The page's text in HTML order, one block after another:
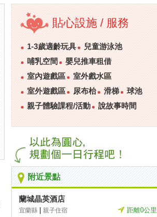
貼心設施 / 服務
1-3歲適齡玩具
兒童游泳池
哺乳空間
嬰兒推車租借
室內遊戲區
室外戲水區
室外遊戲區
尿布枱 滑梯
球池
親子體驗課程/活動
說故事時間
附近景點
蘭城晶英酒店
宜蘭縣 親子住宿 距離0公里